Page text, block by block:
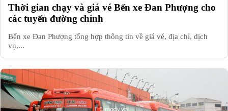
Thời gian chạy và giá vé Bến xe Đan Phượng cho
các tuyến đường chính
Bến xe Đan Phượng tổng hợp thông tin về giá vé, địa chỉ, dịch
vụ,...